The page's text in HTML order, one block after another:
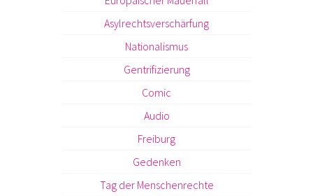
Asylrechtsverschärfung
Nationalismus
Gentrifizierung
Comic
Audio
Freiburg
Gedenken
Tag der Menschenrechte